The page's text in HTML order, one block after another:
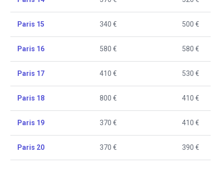
Paris 15 340 € 500 €
Paris 16 580 € 580 €
Paris 17 410 € 530 €
Paris 18 800 € 410 €
Paris 19 370 € 410 €
Paris 20 370 € 390 €